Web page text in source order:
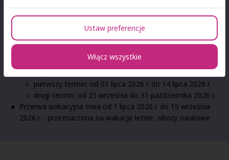
2026 r.
Terminy złożenia prac dyplomowych:
(obrony od 01 lipca 2026 r. do 14 lipca 2026 r.): do 15 czerwca
(obrona wrzesień/październik 2026): do 19 września 2026 r.
Terminy obron:
pierwszy termin: od 01 lipca 2026 r. do 14 lipca 2026 r.
drugi termin: od 25 września do 31 października 2026 r.
Przerwa wakacyjna trwa od 1 lipca 2026 r. do 15 września
2026 r. - przeznaczona na wakacje letnie, obozy naukowe
Ustaw preferencje
Włącz wszystkie